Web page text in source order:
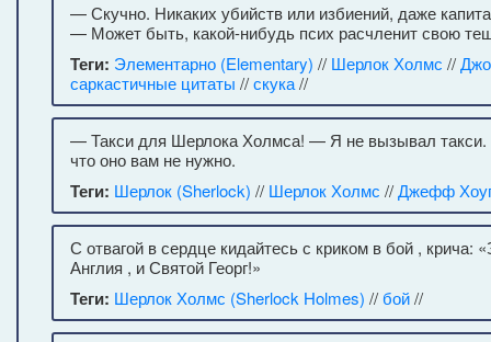
— Скучно. Никаких убийств или избиений, даже
— Может быть, какой-нибудь псих расчленит свою
Теги: Элементарно (Elementary) // Шерлок Холмс //
саркастичные цитаты //скука//
— Такси для Шерлока Холмса! — Я не вызывал такси.
что оно вам не нужно.
Теги: Шерлок (Sherlock) // Шерлок Холмс //Джефф
С отвагой в сердце кидайтесь с криком в бой , крича:
Англия , и Святой Георг!»
Теги: Шерлок Холмс (Sherlock Holmes) //бой//